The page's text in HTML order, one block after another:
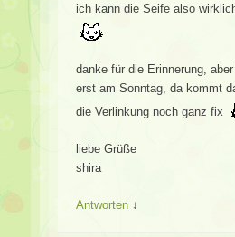
ich kann die Seife also
danke für die Erinnerung,
erst am Sonntag, da kommt
die Verlinkung noch ganz fix
liebe Grüße
shira
Antworten ↓